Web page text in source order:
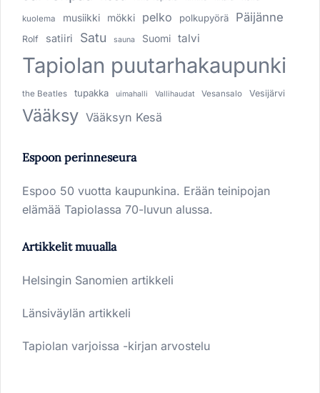
kuolema musiikki mökki pelko polkupyörä Päijänne
Rolf satiiri Satu sauna Suomi talvi
Tapiolan puutarhakaupunki
the Beatles tupakka uimahalli Vallihaudat Vesansalo Vesijärvi
Vääksy Vääksyn Kesä
Espoon perinneseura
Espoo 50 vuotta kaupunkina. Erään teinipojan
elämää Tapiolassa 70-luvun alussa.
Artikkelit muualla
Helsingin Sanomien artikkeli
Länsiväylän artikkeli
Tapiolan varjoissa -kirjan arvostelu